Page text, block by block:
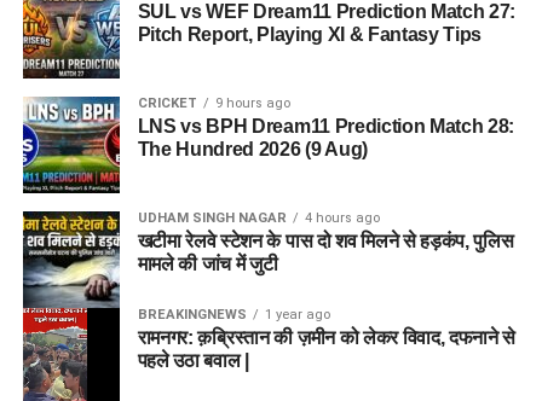
SUL vs WEF Dream11 Prediction Match 27:
Pitch Report, Playing XI & Fantasy Tips
CRICKET 9 hours ago
LNS vs BPH Dream11 Prediction Match 28:
The Hundred 2026 (9 Aug)
UDHAM SINGH NAGAR 4 hours ago
खटीमा रेलवे स्टेशन के पास दो शव मिलने से हड़कंप, पुलिस
मामले की जांच में जुटी
BREAKINGNEWS 1 year ago
रामनगर: क़ब्रिस्तान की ज़मीन को लेकर विवाद, दफनाने से
पहले उठा बवाल |